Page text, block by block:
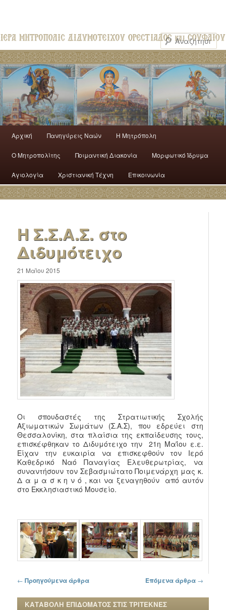
Αρχική Πανηγύρεις Ναών H Mητρόπολη
Ο Mητροπολίτης Ποιμαντική Διακονία Μορφωτικό Ίδρυμα
Αγιολογία Χριστιανική Τέχνη Επικοινωνία
Η Σ.Σ.A.Σ. στο
Διδυμότειχο
21 Μαΐου 2015
Οι σπουδαστές της Στρατιωτικής Σχολής
Αξιωματικών Σωμάτων (Σ.Α.Σ), που εδρεύει στη
Θεσσαλονίκη, στα πλαίσια της εκπαίδευσης τους,
επισκέφθηκαν το Διδυμότειχο την 21η Μαΐου ε.ε.
Είχαν την ευκαιρία να επισκεφθούν τον Ιερό
Καθεδρικό Ναό Παναγίας Ελευθερωτρίας, να
συναντήσουν τον Σεβασμιώτατο Ποιμενάρχη μας κ.
Δ α μ α σ κ η ν ό , και να ξεναγηθούν από αυτόν
στο Εκκλησιαστικό Μουσείο.
Πλοήγηση στα άρθρα
← Προηγούμενα άρθρα Επόμενα άρθρα →
ΚΑΤΑΒΟΛΗ ΕΠΙΔΟΜΑΤΟΣ ΣΤΙΣ ΤΡΙΤΕΚΝΕΣ